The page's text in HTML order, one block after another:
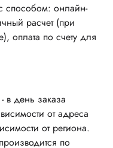
способом: онлайн-
расчет (при
оплата по счету для
день заказа
от адреса
от региона.
по